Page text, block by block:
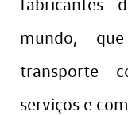
fabricantes
mundo,
transporte
serviços e